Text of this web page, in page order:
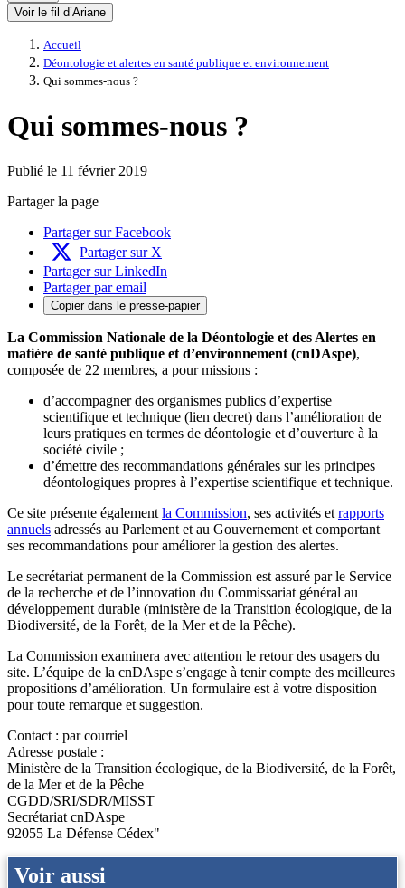
Voir le fil d’Ariane
Accueil
Déontologie et alertes en santé publique et environnement
Qui sommes-nous ?
Qui sommes-nous ?
Publié le 11 février 2019
Partager la page
Partager sur Facebook
Partager sur X
Partager sur LinkedIn
Partager par email
Copier dans le presse-papier
La Commission Nationale de la Déontologie et des Alertes en
matière de santé publique et d’environnement (cnDAspe),
composée de 22 membres, a pour missions :
d’accompagner des organismes publics d’expertise
scientifique et technique (lien decret) dans l’amélioration de
leurs pratiques en termes de déontologie et d’ouverture à la
société civile ;
d’émettre des recommandations générales sur les principes
déontologiques propres à l’expertise scientifique et technique.
Ce site présente également la Commission, ses activités et rapports
annuels adressés au Parlement et au Gouvernement et comportant
ses recommandations pour améliorer la gestion des alertes.
Le secrétariat permanent de la Commission est assuré par le Service
de la recherche et de l’innovation du Commissariat général au
développement durable (ministère de la Transition écologique, de la
Biodiversité, de la Forêt, de la Mer et de la Pêche).
La Commission examinera avec attention le retour des usagers du
site. L’équipe de la cnDAspe s’engage à tenir compte des meilleures
propositions d’amélioration. Un formulaire est à votre disposition
pour toute remarque et suggestion.
Contact : par courriel
Adresse postale :
Ministère de la Transition écologique, de la Biodiversité, de la Forêt,
de la Mer et de la Pêche
CGDD/SRI/SDR/MISST
Secrétariat cnDAspe
92055 La Défense Cédex"
Voir aussi